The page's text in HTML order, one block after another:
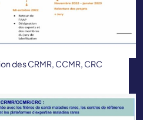
des CRMR, CCMR, CRC